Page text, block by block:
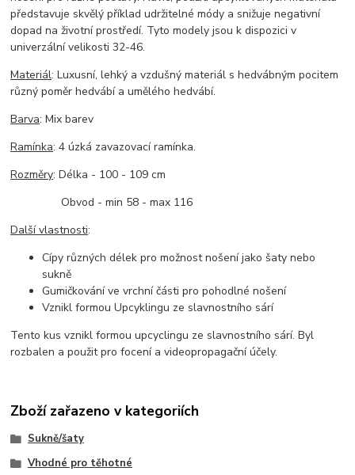
představuje skvělý příklad udržitelné módy a snižuje negativní
dopad na životní prostředí. Tyto modely jsou k dispozici v
univerzální velikosti 32-46.
Materiál: Luxusní, lehký a vzdušný materiál s hedvábným pocitem
různý poměr hedvábí a umělého hedvábí.
Barva: Mix barev
Ramínka: 4 úzká zavazovací ramínka.
Rozměry: Délka - 100 - 109 cm
Obvod - min 58 - max 116
Další vlastnosti:
Cípy různých délek pro možnost nošení jako šaty nebo
sukně
Gumičkování ve vrchní části pro pohodlné nošení
Vznikl formou Upcyklingu ze slavnostního sárí
Tento kus vznikl formou upcyclingu ze slavnostního sárí. Byl
rozbalen a použit pro focení a videopropagační účely.
Zboží zařazeno v kategoriích
Sukně/šaty
Vhodné pro těhotné